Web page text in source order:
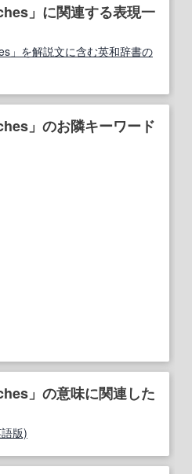
」に関連する表現一
」を解説文に含む英和辞書の
」のお隣キーワード
」の意味に関連した
版)